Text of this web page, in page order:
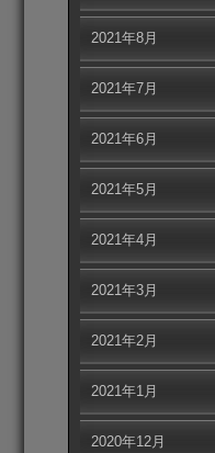
2021年8月
2021年7月
2021年6月
2021年5月
2021年4月
2021年3月
2021年2月
2021年1月
2020年12月